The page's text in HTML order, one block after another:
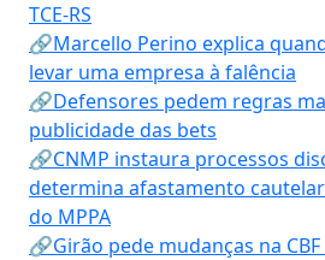
TCE-RS
🔗Marcello Perino explica
levar uma empresa à falência
🔗Defensores pedem regras
publicidade das bets
🔗CNMP instaura processos
determina afastamento
do MPPA
🔗Girão pede mudanças na